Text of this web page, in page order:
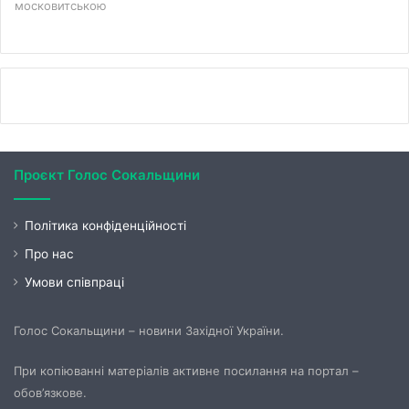
московитською
Проєкт Голос Сокальщини
Політика конфіденційності
Про нас
Умови співпраці
Голос Сокальщини – новини Західної України.
При копіюванні матеріалів активне посилання на портал –
обов’язкове.